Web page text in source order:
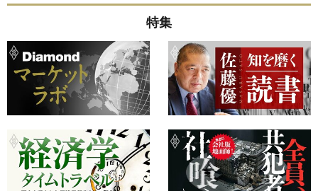
特集